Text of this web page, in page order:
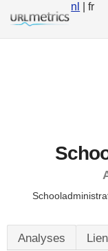
nl | fr
Analyses